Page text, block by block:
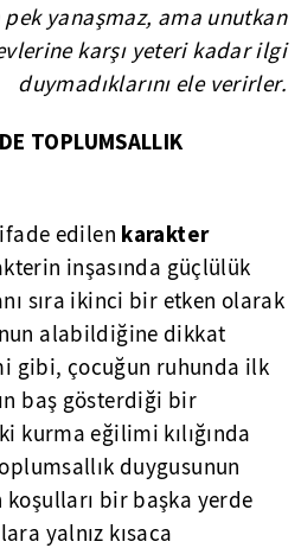
yanaşmaz, ama unutkan
karşı yeteri kadar ilgi
duymadıklarını ele verirler.
TOPLUMSALLIK
edilen karakter
inşasında güçlülük
sıra ikinci bir etken olarak
alabildiğine dikkat
gibi, çocuğun ruhunda ilk
baş gösterdiği bir
kurma eğilimi kılığında
duygusunun
koşulları bir başka yerde
yalnız kısaca